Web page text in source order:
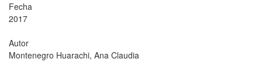
Fecha
2017
Autor
Montenegro Huarachi, Ana Claudia